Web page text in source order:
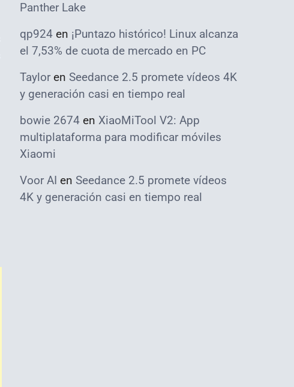
Panther Lake
qp924 en ¡Puntazo histórico! Linux alcanza
el 7,53% de cuota de mercado en PC
Taylor en Seedance 2.5 promete vídeos 4K
y generación casi en tiempo real
bowie 2674 en XiaoMiTool V2: App
multiplataforma para modificar móviles
Xiaomi
Voor AI en Seedance 2.5 promete vídeos
4K y generación casi en tiempo real